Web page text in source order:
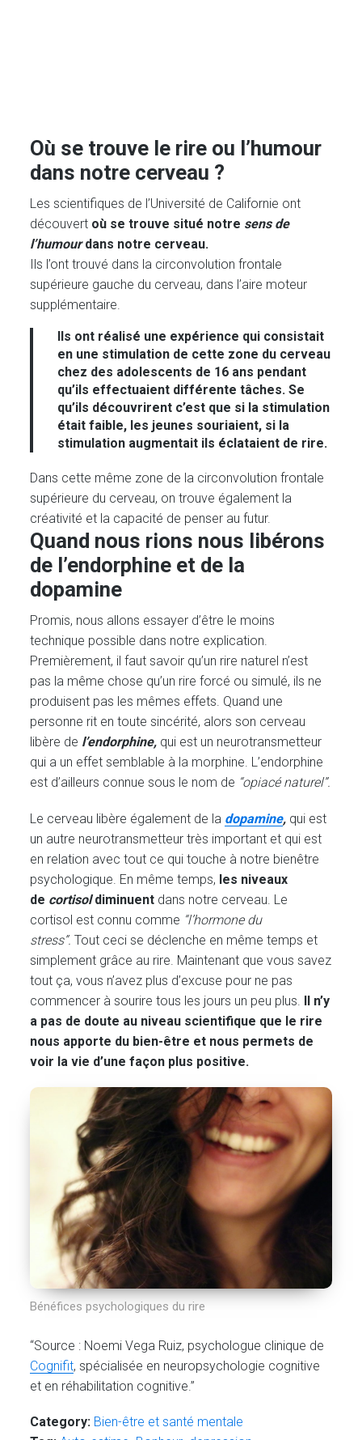
Où se trouve le rire ou l’humour
dans notre cerveau ?
Les scientifiques de l’Université de Californie ont
découvert où se trouve situé notre sens de
l’humourdans notre cerveau.
Ils l’ont trouvé dans la circonvolution frontale
supérieure gauche du cerveau, dans l’aire moteur
supplémentaire.
Ils ont réalisé une expérience qui consistait
en une stimulation de cette zone du cerveau
chez des adolescents de 16 ans pendant
qu’ils effectuaient différente tâches. Se
qu’ils découvrirent c’est que si la stimulation
était faible, les jeunes souriaient, si la
stimulation augmentait ils éclataient de rire.
Dans cette même zone de la circonvolution frontale
supérieure du cerveau, on trouve également la
créativité et la capacité de penser au futur.
Quand nous rions nous libérons
de l’endorphine et de la
dopamine
Promis, nous allons essayer d’être le moins
technique possible dans notre explication.
Premièrement, il faut savoir qu’un rire naturel n’est
pas la même chose qu’un rire forcé ou simulé, ils ne
produisent pas les mêmes effets. Quand une
personne rit en toute sincérité, alors son cerveau
libère de l’endorphine, qui est un neurotransmetteur
qui a un effet semblable à la morphine. L’endorphine
est d’ailleurs connue sous le nom de “opiacé naturel”.
Le cerveau libère également de la dopamine, qui est
un autre neurotransmetteur très important et qui est
en relation avec tout ce qui touche à notre bienêtre
psychologique. En même temps, les niveaux
de cortisoldiminuent dans notre cerveau. Le
cortisol est connu comme “l’hormone du
stress”.Tout ceci se déclenche en même temps et
simplement grâce au rire. Maintenant que vous savez
tout ça, vous n’avez plus d’excuse pour ne pas
commencer à sourire tous les jours un peu plus. Il n’y
a pas de doute au niveau scientifique que le rire
nous apporte du bien-être et nous permets de
voir la vie d’une façon plus positive.
Bénéfices psychologiques du rire
“Source : Noemi Vega Ruiz, psychologue clinique de
Cognifit, spécialisée en neuropsychologie cognitive
et en réhabilitation cognitive.”
Category: Bien-être et santé mentale